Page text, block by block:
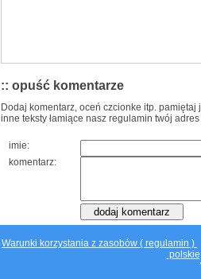
:: opuść komentarze
Dodaj komentarz, oceń czcionke itp.
inne teksty łamiące nasz regulamin twój
imie:
komentarz:
Warunki korzystania z zasobów ( regulamin )